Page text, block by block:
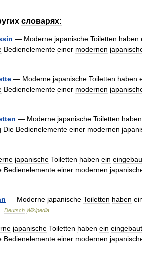
словарях:
— Moderne japanische Toiletten haben
Bedienelemente einer modernen
— Moderne japanische Toiletten haben
Bedienelemente einer modernen
— Moderne japanische Toiletten haben
Die Bedienelemente einer modernen
japanische Toiletten haben ein
Bedienelemente einer modernen
— Moderne japanische Toiletten haben
Deutsch Wikipedia
japanische Toiletten haben ein
Bedienelemente einer modernen